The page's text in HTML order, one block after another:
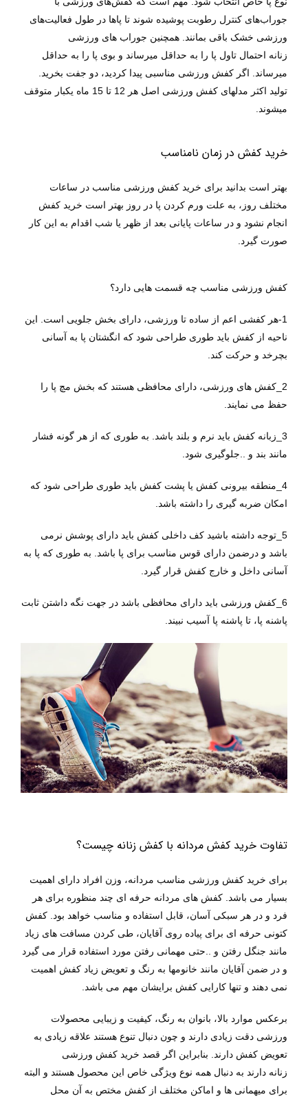
جوراب‌های کنترل رطوبت پوشیده شوند تا پاها در طول فعالیت‌های
ورزشی خشک باقی بمانند. همچنین جوراب های ورزشی
زنانه احتمال تاول پا را به حداقل میرساند و بوی پا را به حداقل
میرساند. اگر کفش ورزشی مناسبی پیدا کردید، دو جفت بخرید.
تولید اکثر مدلهای کفش ورزشی اصل
هر 12 تا 15 ماه یکبار متوقف
میشوند.
خرید کفش در زمان نامناسب
بهتر است بدانید برای خرید کفش ورزشی مناسب در ساعات
مختلف روز، به علت ورم کردن پا در روز بهتر است خرید کفش
انجام نشود و در ساعات پایانی بعد از ظهر یا شب اقدام به این کار
صورت گیرد.
کفش ورزشی مناسب چه قسمت هایی دارد؟
1-هر کفشی اعم از ساده تا ورزشی، دارای بخش جلویی است. این
ناحیه از کفش باید طوری طراحی شود که انگشتان پا به آسانی
بچرخد و حرکت کند.
2_کفش های ورزشی، دارای محافظی هستند که بخش مچ پا را
حفظ می نمایند.
3_زبانه کفش باید نرم و بلند باشد. به طوری که از هر گونه فشار
مانند بند و ..جلوگیری شود.
4_منطقه بیرونی کفش یا پشت کفش باید طوری طراحی شود که
امکان ضربه گیری را داشته باشد.
5_توجه داشته باشید کف داخلی کفش باید دارای پوشش نرمی
باشد و درضمن دارای قوس مناسب برای پا باشد. به طوری که پا به
آسانی داخل و خارج کفش قرار گیرد.
6_کفش ورزشی باید دارای محافظی باشد در جهت نگه داشتن ثابت
پاشنه پا، تا پاشنه پا آسیب نبیند.
تفاوت خرید کفش مردانه با کفش زنانه چیست؟
برای خرید کفش ورزشی مناسب مردانه، وزن افراد دارای اهمیت
بسیار می باشد. کفش های مردانه حرفه ای چند منظوره برای هر
فرد و در هر سبکی آسان، قابل استفاده و مناسب خواهد بود. کفش
کتونی حرفه ای برای پیاده روی آقایان، طی کردن مسافت های زیاد
مانند جنگل رفتن و ..حتی مهمانی رفتن مورد استفاده قرار می گیرد
و در ضمن آقایان مانند خانومها به رنگ و تعویض زیاد کفش اهمیت
نمی دهند و تنها کارایی کفش برایشان مهم می باشد.
برعکس موارد بالا، بانوان به رنگ، کیفیت و زیبایی محصولات
ورزشی دقت زیادی دارند و چون دنبال تنوع هستند علاقه زیادی به
تعویض کفش دارند. بنابراین اگر قصد خرید کفش ورزشی
زنانه دارند به دنبال همه نوع ویژگی خاص این محصول هستند و البته
برای میهمانی ها و اماکن مختلف از کفش مختص به آن محل